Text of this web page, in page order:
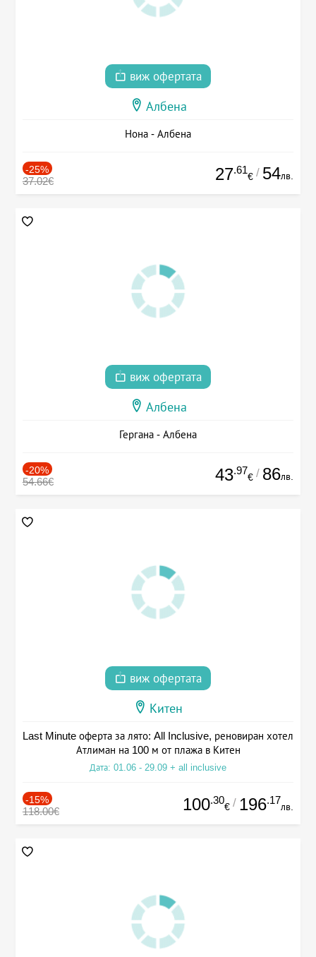
виж офертата
Албена
Нона - Албена
-25%
37.02€ 27.61
€ / 54лв.
виж офертата
Албена
Гергана - Албена
-20%
54.66€ 43.97
€ / 86лв.
виж офертата
Китен
Last Minute оферта за лято: All Inclusive, реновиран хотел
Атлиман на 100 м от плажа в Китен
Дата: 01.06 - 29.09 + all inclusive
-15%
118.00€ 100.30
€ / 196.17
лв.